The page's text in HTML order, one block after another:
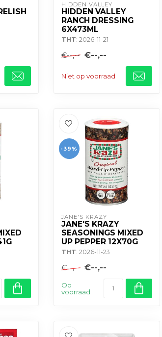
HIDDEN VALLEY
HIDDEN VALLEY
RANCH DRESSING
6X473ML
THT: 2026-11-21
€--,-- €--,--
Niet op voorraad
-39%
JANE'S KRAZY
JANE'S KRAZY
SEASONINGS MIXED
UP PEPPER 12X70G
THT: 2026-11-23
€--,-- €--,--
Op
voorraad